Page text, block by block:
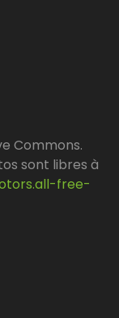
Commons.
sont libres à
free-